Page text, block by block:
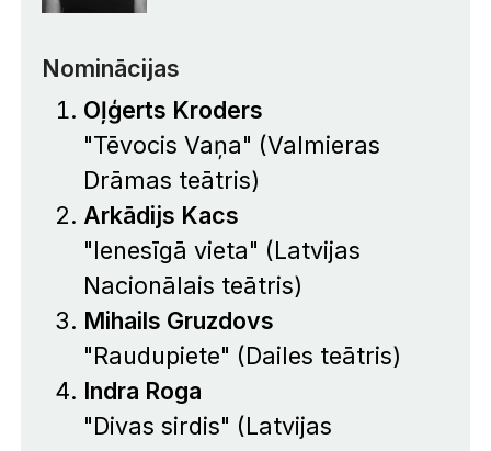
Nominācijas
Oļģerts Kroders
"Tēvocis Vaņa" (Valmieras
Drāmas teātris)
Arkādijs Kacs
"Ienesīgā vieta" (Latvijas
Nacionālais teātris)
Mihails Gruzdovs
"Raudupiete" (Dailes teātris)
Indra Roga
"Divas sirdis" (Latvijas